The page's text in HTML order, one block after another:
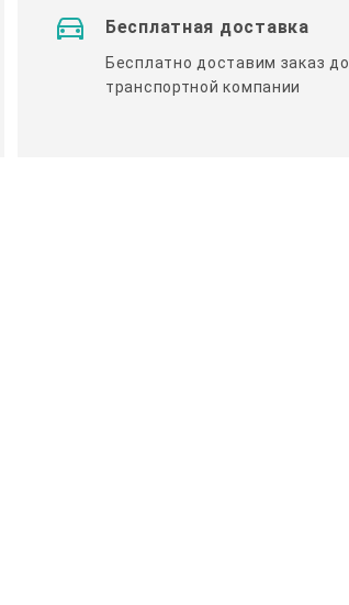
Бесплатная доставка
Бесплатно доставим заказ до
транспортной компании